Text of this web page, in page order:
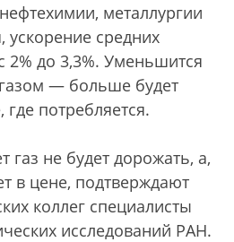
металлургии
средних
2% до 3,3%. Уменьшится
— больше будет
потребляется.
газ не будет дорожать, а,
в цене, подтверждают
коллег специалисты
исследований РАН.